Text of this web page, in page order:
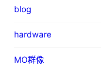
blog
hardware
MO群像